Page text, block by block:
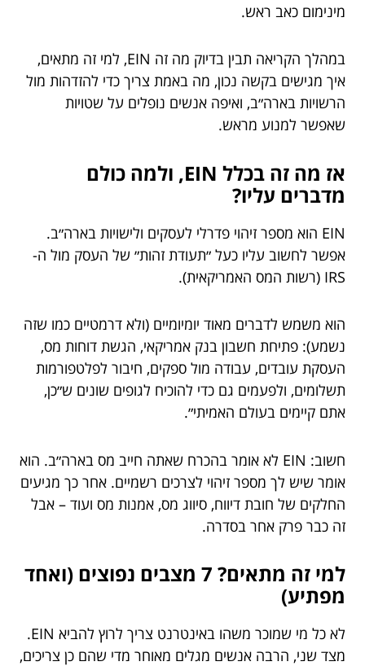
מינימום כאב ראש.
במהלך הקריאה תבין בדיוק מה זה EIN, למי זה מתאים,
איך מגישים בקשה נכון, מה באמת צריך כדי להזדהות מול
הרשויות בארה״ב, ואיפה אנשים נופלים על שטויות
שאפשר למנוע מראש.
אז מה זה בכלל EIN, ולמה כולם
מדברים עליו?
EIN הוא מספר זיהוי פדרלי לעסקים ולישויות בארה״ב.
אפשר לחשוב עליו כעל ״תעודת זהות״ של העסק מול ה-
IRS (רשות המס האמריקאית).
הוא משמש לדברים מאוד יומיומיים (ולא דרמטיים כמו שזה
נשמע): פתיחת חשבון בנק אמריקאי, הגשת דוחות מס,
העסקת עובדים, עבודה מול ספקים, חיבור לפלטפורמות
תשלומים, ולפעמים גם כדי להוכיח לגופים שונים ש״כן,
אתם קיימים בעולם האמיתי״.
חשוב: EIN לא אומר בהכרח שאתה חייב מס בארה״ב. הוא
אומר שיש לך מספר זיהוי לצרכים רשמיים. אחר כך מגיעים
החלקים של חובת דיווח, סיווג מס, אמנות מס ועוד – אבל
זה כבר פרק אחר בסדרה.
למי זה מתאים? 7 מצבים נפוצים (ואחד
מפתיע)
לא כל מי שמוכר משהו באינטרנט צריך לרוץ להביא EIN.
מצד שני, הרבה אנשים מגלים מאוחר מדי שהם כן צריכים,